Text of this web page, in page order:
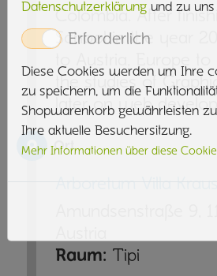
Colombia. After
School in the year
to Austria, Europe to
the studies of
later on web
Ort
Raum: Tipi
Datenschutzerklärungund zu uns
Erforderlich
Diese Cookies werden um Ihre
zu speichern, um die
Shopwarenkorb gewährleisten
Ihre aktuelle Besuchersitzung.
Mehr Informationen über diese